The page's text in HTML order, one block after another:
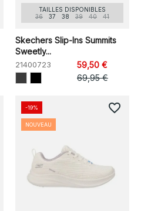
TAILLES DISPONIBLES
36
37 38 39 40 41
Skechers Slip-Ins Summits
Sweetly...
21400723
59,50 €
69,95 €
-19%
NOUVEAU
favorite_border